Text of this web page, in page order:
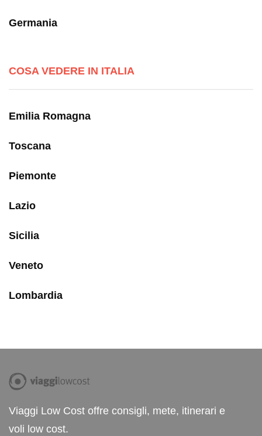
Germania
COSA VEDERE IN ITALIA
Emilia Romagna
Toscana
Piemonte
Lazio
Sicilia
Veneto
Lombardia
Viaggi Low Cost offre consigli, mete, itinerari e
voli low cost.